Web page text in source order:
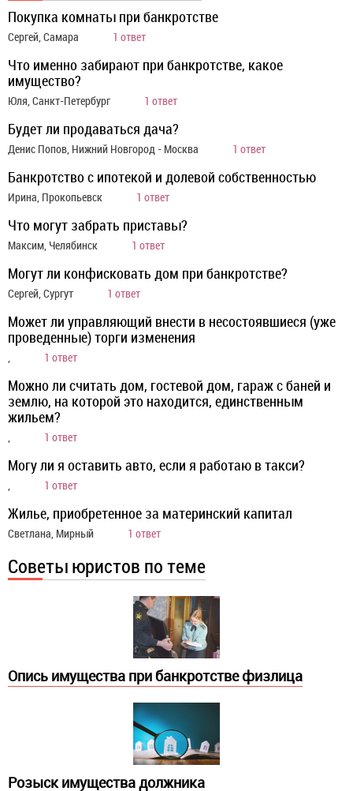
Покупка комнаты при банкротстве
Сергей, Самара 1 ответ
Что именно забирают при банкротстве, какое
имущество?
Юля, Санкт-Петербург 1 ответ
Будет ли продаваться дача?
Денис Попов, Нижний Новгород - Москва 1 ответ
Банкротство с ипотекой и долевой собственностью
Ирина, Прокопьевск 1 ответ
Что могут забрать приставы?
Максим, Челябинск 1 ответ
Могут ли конфисковать дом при банкротстве?
Сергей, Сургут 1 ответ
Может ли управляющий внести в несостоявшиеся (уже
проведенные) торги изменения
, 1 ответ
Можно ли считать дом, гостевой дом, гараж с баней и
землю, на которой это находится, единственным
жильем?
, 1 ответ
Могу ли я оставить авто, если я работаю в такси?
, 1 ответ
Жилье, приобретенное за материнский капитал
Светлана, Мирный 1 ответ
Советы юристов по теме
Опись имущества при банкротстве физлица
Розыск имущества должника